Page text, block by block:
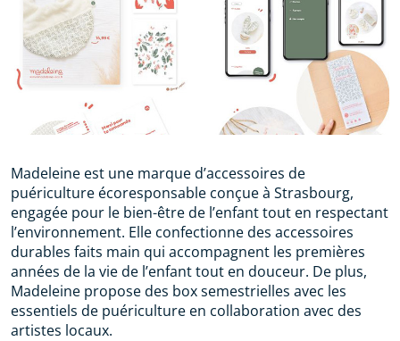
Madeleine est une marque d’accessoires de
puériculture écoresponsable conçue à Strasbourg,
engagée pour le bien-être de l’enfant tout en respectant
l’environnement. Elle confectionne des accessoires
durables faits main qui accompagnent les premières
années de la vie de l’enfant tout en douceur. De plus,
Madeleine propose des box semestrielles avec les
essentiels de puériculture en collaboration avec des
artistes locaux.